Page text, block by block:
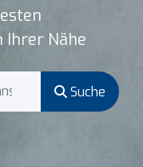
Ihrer Nähe
Suche